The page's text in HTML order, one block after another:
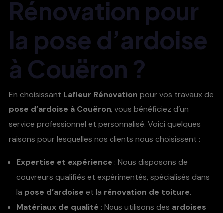
Rénovation pour
la pose d’ardoise
à Couëron ?
En choisissant Lafleur Rénovation pour vos travaux de
pose d’ardoise à Couëron, vous bénéficiez d’un
service professionnel et personnalisé. Voici quelques
raisons pour lesquelles nos clients nous choisissent :
Expertise et expérience : Nous disposons de
couvreurs qualifiés et expérimentés, spécialisés dans
la pose d’ardoise et la rénovation de toiture.
Matériaux de qualité : Nous utilisons des ardoises